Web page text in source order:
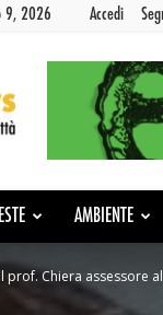
9, 2026 Accedi
AMBIENTE
Chiera assessore